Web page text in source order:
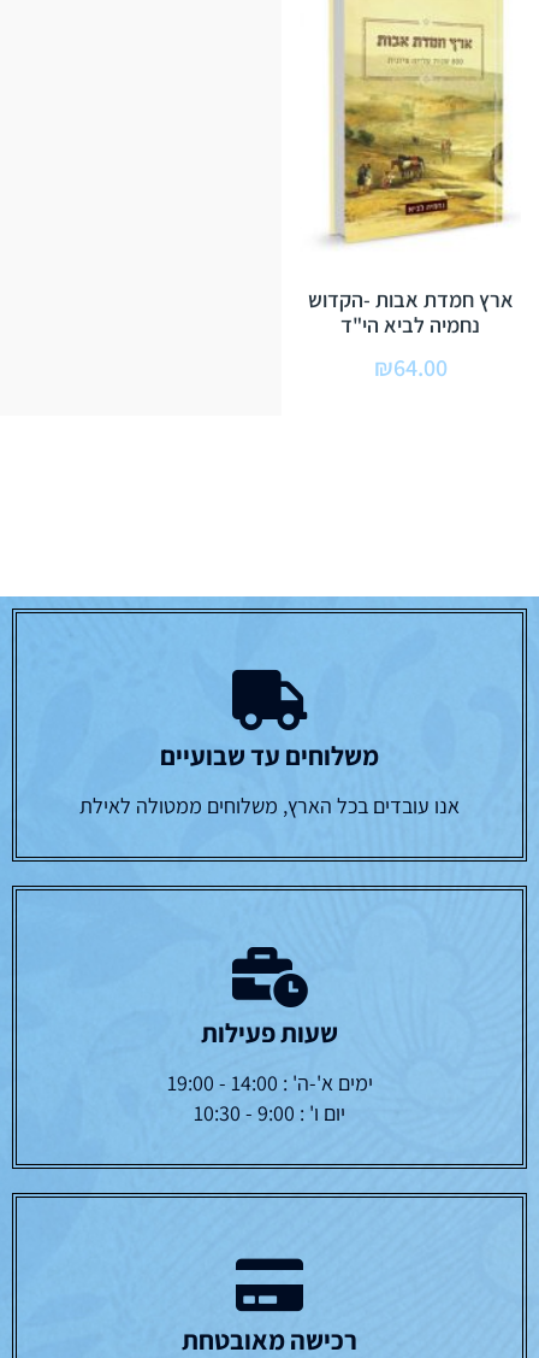
ארץ חמדת אבות -הקדוש
נחמיה לביא הי"ד
₪64.00
משלוחים עד שבועיים
אנו עובדים בכל הארץ, משלוחים ממטולה לאילת
שעות פעילות
ימים א'-ה' : 14:00 - 19:00
יום ו' : 9:00 - 10:30
רכישה מאובטחת